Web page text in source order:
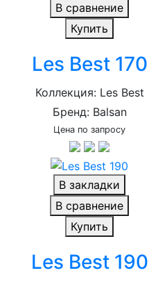
В сравнение
Купить
Les Best 170
Коллекция: Les Best
Бренд: Balsan
Цена по запросу
В закладки
В сравнение
Купить
Les Best 190